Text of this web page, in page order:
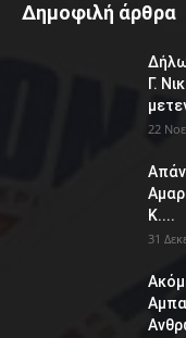
Δημοφιλή άρθρα
Γ.
22
Κ....
31